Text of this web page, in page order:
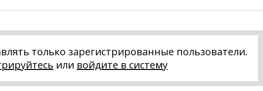
только зарегистрированные пользователи.
или войдите в систему